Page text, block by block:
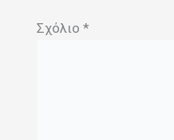
Σχόλιο *